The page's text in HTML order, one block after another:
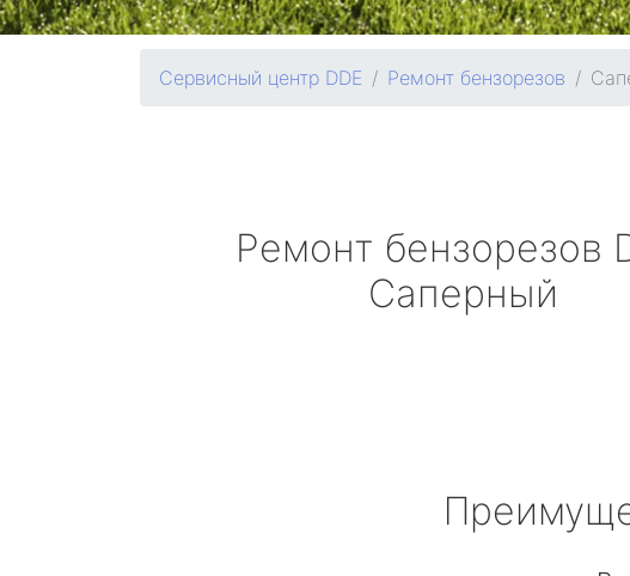
Сервисный центр DDE Ремонт бензорезов
Ремонт бензорезов
Саперный